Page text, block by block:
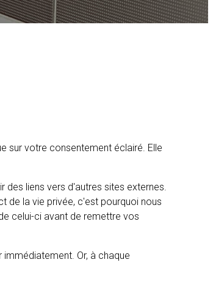
sur votre consentement éclairé. Elle
des liens vers d'autres sites externes.
de la vie privée, c'est pourquoi nous
celui-ci avant de remettre vos
Or, à chaque